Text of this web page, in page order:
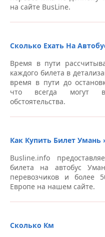
Автобусная остановка,
Напротив АЗС “АВИАС
АЗС “WOG”, трасса Киев
1Б – Автовокзалы Умань
АЗС “SOCAR”, ул.
АЗС “WOG”, ул. Степана
Автобусная остановка
Киевская 4 –
на сайте BusLine.
Сколько Ехать На
Время в пути
каждого билета в
время в пути до
что всегда могут
обстоятельства.
Как Купить Билет Умань
Busline.info
билета на автобус
перевозчиков и более
Европе на нашем сайте.
Сколько Км